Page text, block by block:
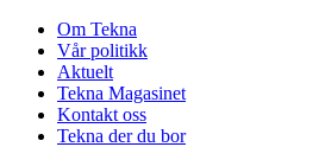
Om Tekna
Vår politikk
Aktuelt
Tekna Magasinet
Kontakt oss
Tekna der du bor